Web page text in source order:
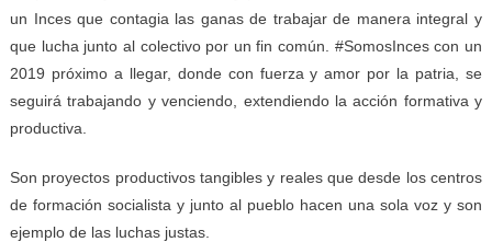
un Inces que contagia las ganas de trabajar de manera integral y
que lucha junto al colectivo por un fin común. #SomosInces con un
2019 próximo a llegar, donde con fuerza y amor por la patria, se
seguirá trabajando y venciendo, extendiendo la acción formativa y
productiva.
Son proyectos productivos tangibles y reales que desde los centros
de formación socialista y junto al pueblo hacen una sola voz y son
ejemplo de las luchas justas.